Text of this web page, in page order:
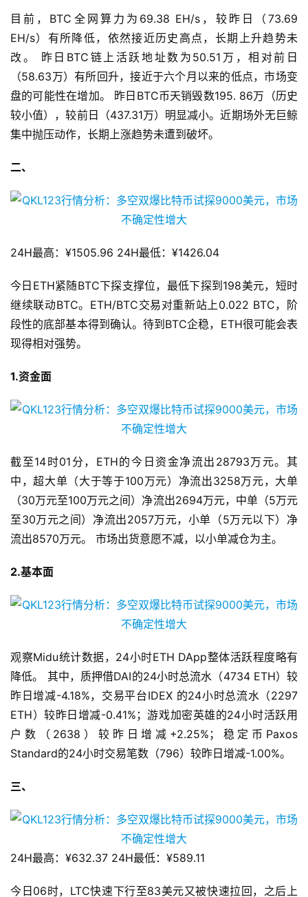
目前，BTC全网算力为69.38 EH/s，较昨日（73.69
EH/s）有所降低，依然接近历史高点，长期上升趋势未
改。 昨日BTC链上活跃地址数为50.51万，相对前日
（58.63万）有所回升，接近于六个月以来的低点，市场变
盘的可能性在增加。 昨日BTC币天销毁数195. 86万（历史
较小值），较前日（437.31万）明显减小。近期场外无巨鲸
集中抛压动作，长期上涨趋势未遭到破坏。
二、
24H最高：¥1505.96 24H最低：¥1426.04
今日ETH紧随BTC下探支撑位，最低下探到198美元，短时
继续联动BTC。ETH/BTC交易对重新站上0.022 BTC，阶
段性的底部基本得到确认。待到BTC企稳，ETH很可能会表
现得相对强势。
1.资金面
截至14时01分，ETH的今日资金净流出28793万元。其
中，超大单（大于等于100万元）净流出3258万元，大单
（30万元至100万元之间）净流出2694万元，中单（5万元
至30万元之间）净流出2057万元，小单（5万元以下）净
流出8570万元。 市场出货意愿不减，以小单减仓为主。
2.基本面
观察Midu统计数据，24小时ETH DApp整体活跃程度略有
降低。 其中，质押借DAI的24小时总流水（4734 ETH）较
昨日增减-4.18%，交易平台IDEX 的24小时总流水（2297
ETH）较昨日增减-0.41%；游戏加密英雄的24小时活跃用
户数（2638）较昨日增减+2.25%；稳定币Paxos
Standard的24小时交易笔数（796）较昨日增减-1.00%。
三、
24H最高：¥632.37 24H最低：¥589.11
今日06时，LTC快速下行至83美元又被快速拉回，之后上